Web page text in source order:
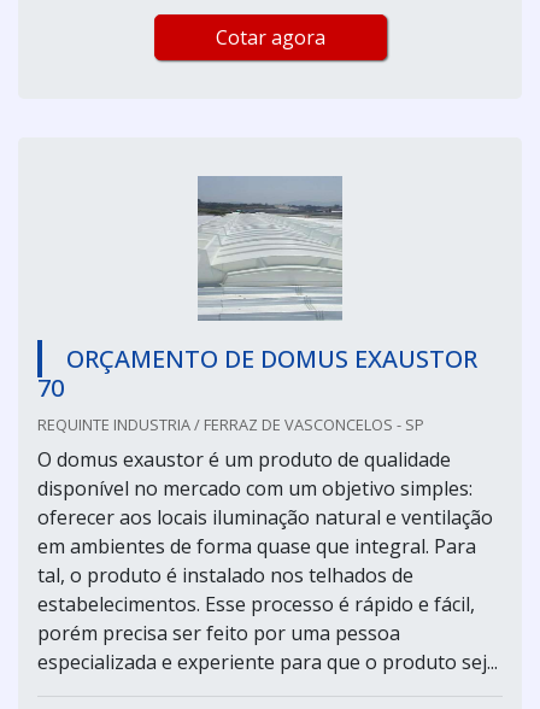
Cotar agora
ORÇAMENTO DE DOMUS EXAUSTOR
70
REQUINTE INDUSTRIA / FERRAZ DE VASCONCELOS - SP
O domus exaustor é um produto de qualidade
disponível no mercado com um objetivo simples:
oferecer aos locais iluminação natural e ventilação
em ambientes de forma quase que integral. Para
tal, o produto é instalado nos telhados de
estabelecimentos. Esse processo é rápido e fácil,
porém precisa ser feito por uma pessoa
especializada e experiente para que o produto sej...